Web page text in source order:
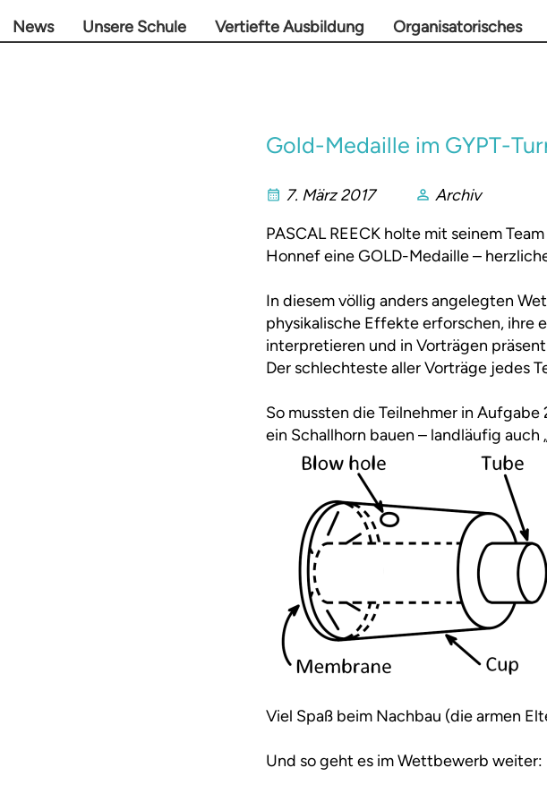
News Unsere Schule Vertiefte Ausbildung Organisatorisches
Gold-Medaille im GYPT-
7. März 2017
Archiv
PASCAL REECK holte mit seinem
Honnef eine GOLD-Medaille –
In diesem völlig anders angelegten
physikalische Effekte erforschen, ihre
interpretieren und in Vorträgen
Der schlechteste aller Vorträge jedes
So mussten die Teilnehmer in
ein Schallhorn bauen – landläufig
Viel Spaß beim Nachbau (die armen
Und so geht es im Wettbewerb weiter: